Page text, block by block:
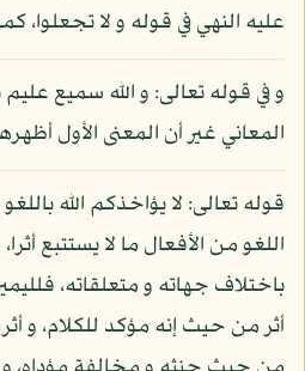
عليه النهي في قوله و لا تجعلوا،
و في قوله تعالى: و الله سميع
المعاني غير أن المعنى الأول
قوله تعالى: لا يؤاخذكم الله باللغو
اللغو من الأفعال ما لا يستتبع
باختلاف جهاته و متعلقاته،
أثر من حيث إنه مؤكد للكلام، و